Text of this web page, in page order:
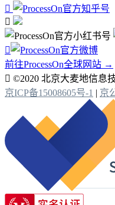



前往ProcessOn全球网站 →
 ©2020 北京大麦地信息
京ICP备15008605号-1 | 京